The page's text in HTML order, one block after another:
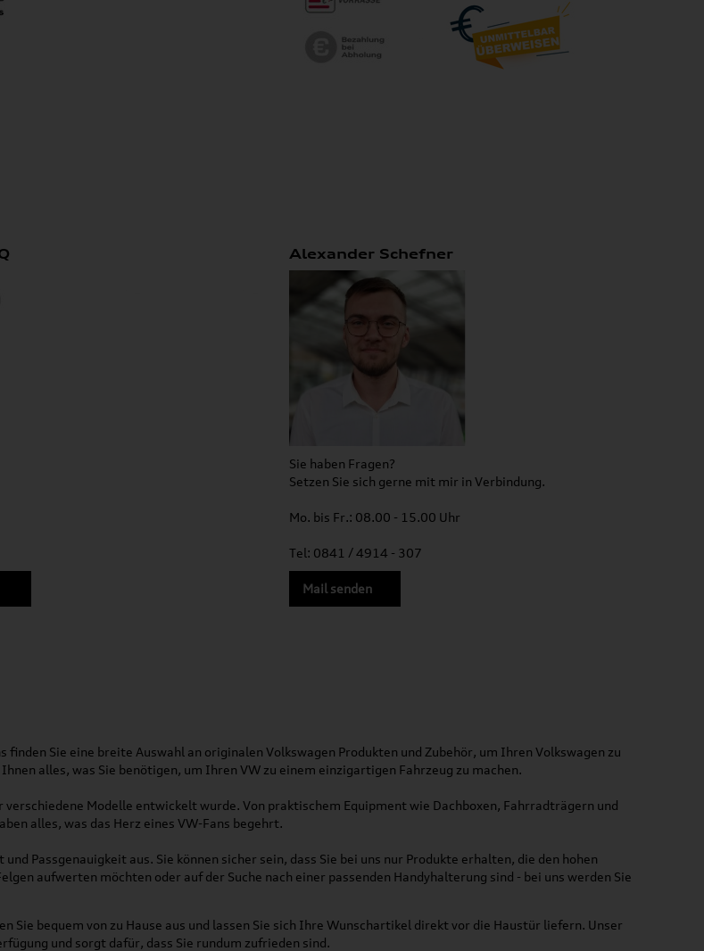
Alexander Schefner
Sie haben Fragen?
Setzen Sie sich gerne mit mir in Verbindung.
Mo. bis Fr.: 08.00 - 15.00 Uhr
Tel: 0841 / 4914 - 307
Mail senden
Sie eine breite Auswahl an originalen Volkswagen Produkten und Zubehör, um Ihren Volkswagen zu
alles, was Sie benötigen, um Ihren VW zu einem einzigartigen Fahrzeug zu machen.
Modelle entwickelt wurde. Von praktischem Equipment wie Dachboxen, Fahrradträgern und
alles, was das Herz eines VW-Fans begehrt.
Passgenauigkeit aus. Sie können sicher sein, dass Sie bei uns nur Produkte erhalten, die den hohen
aufwerten möchten oder auf der Suche nach einer passenden Handyhalterung sind - bei uns werden Sie
bequem von zu Hause aus und lassen Sie sich Ihre Wunschartikel direkt vor die Haustür liefern. Unser
und sorgt dafür, dass Sie rundum zufrieden sind.